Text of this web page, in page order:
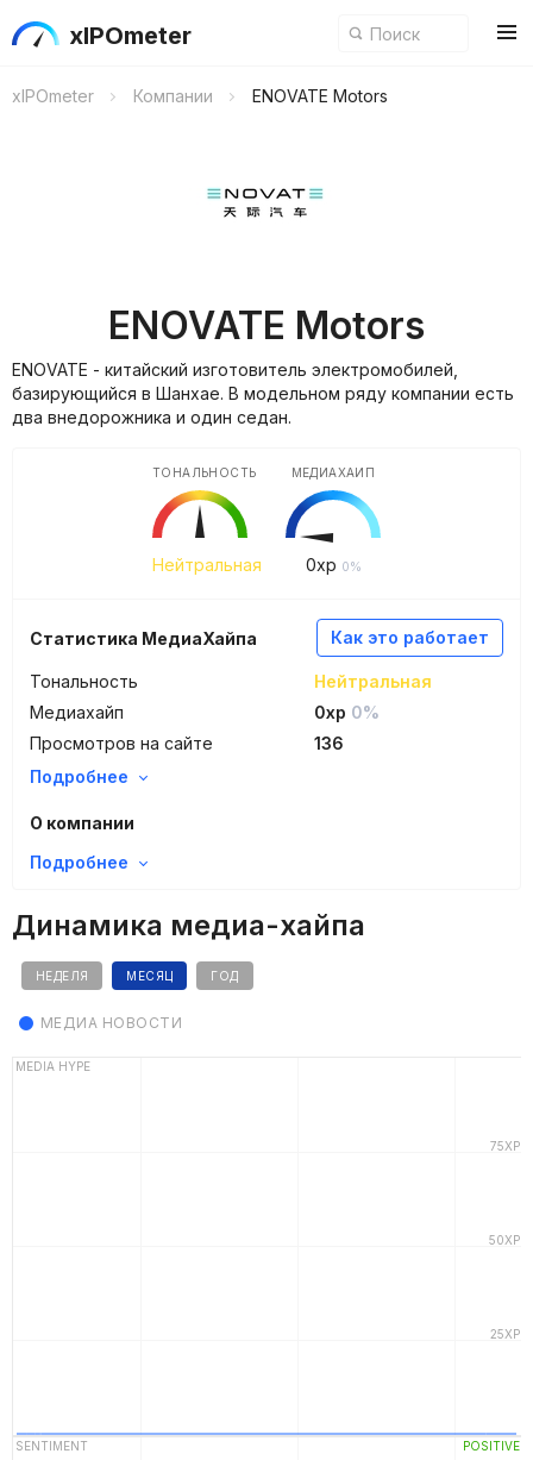
xIPOmeter
xIPOmeter Компании ENOVATE Motors
ENOVATE Motors
ENOVATE - китайский изготовитель электромобилей,
базирующийся в Шанхае. В модельном ряду компании есть
два внедорожника и один седан.
Нейтральная
ТОНАЛЬНОСТЬ
0xp 0%
МЕДИАХАЙП
Как это работает
Статистика МедиаХайпа
Тональность
Нейтральная
Медиахайп
0xp 0%
Просмотров на сайте
136
Подробнее
О компании
Подробнее
Динамика медиа-хайпа
НЕДЕЛЯ МЕСЯЦ ГОД
МЕДИА НОВОСТИ